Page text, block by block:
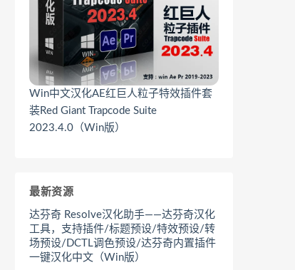
Win中文汉化AE红巨人粒子特效插件套
装Red Giant Trapcode Suite
2023.4.0（Win版）
最新资源
达芬奇 Resolve汉化助手——达芬奇汉化
工具，支持插件/标题预设/特效预设/转
场预设/DCTL调色预设/达芬奇内置插件
一键汉化中文（Win版）